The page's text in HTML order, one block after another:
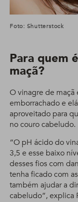
Foto: Shutterstock
Para quem
maçã?
O vinagre de
emborrachado e
aproveitado para
no couro cabeludo.
“O pH ácido do
3,5 e esse baixo
desses fios com
tenha ficado com
também ajudar a
cabeludo”, explica